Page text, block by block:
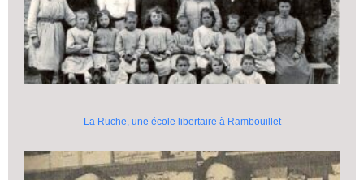
La Ruche, une école libertaire à Rambouillet